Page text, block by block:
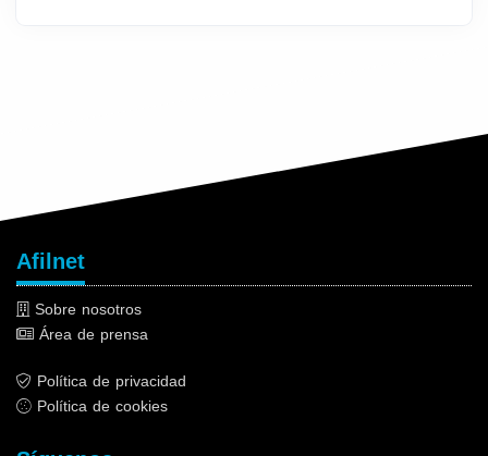
Afilnet
Sobre nosotros
Área de prensa
Política de privacidad
Política de cookies